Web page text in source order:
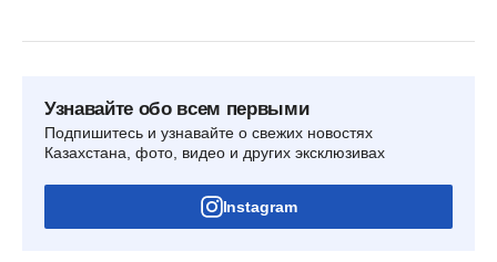
Узнавайте обо всем первыми
Подпишитесь и узнавайте о свежих новостях
Казахстана, фото, видео и других эксклюзивах
Instagram